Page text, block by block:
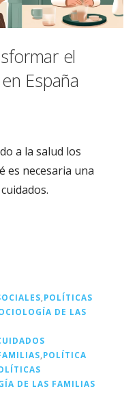
el
España
a la salud los
es necesaria una
POLÍTICAS
DE LAS
POLÍTICA
DE LAS FAMILIAS